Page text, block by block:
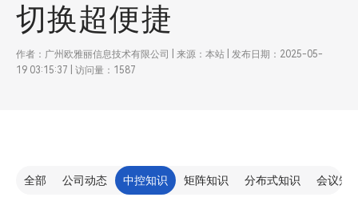
切换超便捷
作者：广州欧雅丽信息技术有限公司 | 来源：本站 | 发布日期：2025-05-
19 03:15:37 | 访问量：1587
全部 公司动态 中控知识 矩阵知识 分布式知识 会议知